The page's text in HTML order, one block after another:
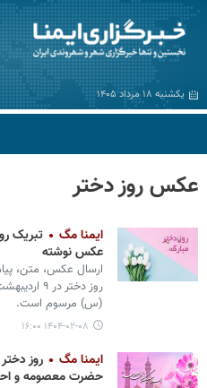
یکشنبه ۱۸ مرداد ۱۴۰۵
عکس روز دختر
ایمنا مگ
عکس نوشته
ارسال عکس، متن،
روز دختر
(س) مرسوم است.
۱۴۰۴-۰۲-۰۸ ۱۶:۰۰
ایمنا مگ
حضرت معصومه و